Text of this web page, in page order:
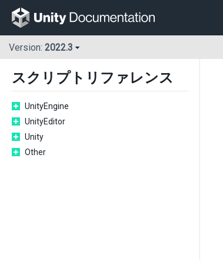
Version: 2022.3
スクリプトリファレンス
UnityEngine
UnityEditor
Unity
Other